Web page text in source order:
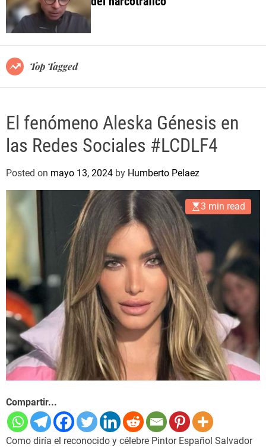
o
e
Top Tagged
El fenómeno Aleska Génesis en
las Redes Sociales #LCDLF4
Posted on mayo 13, 2024 by Humberto Pelaez
3 min read
Compartir...
Como diría el reconocido y célebre Pintor Español Salvador